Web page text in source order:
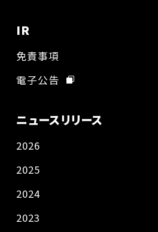
IR
免責事項
電子公告
ニュースリリース
2026
2025
2024
2023